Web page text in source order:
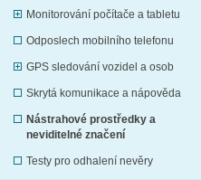
Monitorování počítače a tabletu
Odposlech mobilního telefonu
GPS sledování vozidel a osob
Skrytá komunikace a nápověda
Nástrahové prostředky a
neviditelné značení
Testy pro odhalení nevěry